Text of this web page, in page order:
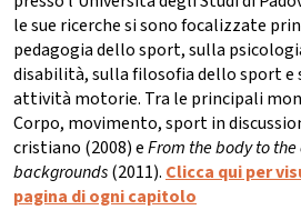
le sue ricerche si sono focalizzate
pedagogia dello sport, sulla
disabilità, sulla filosofia dello sport e
attività motorie. Tra le principali
Corpo, movimento, sport in
cristiano (2008) eFrom the body to
backgrounds(2011). Clicca qui per
pagina di ogni capitolo